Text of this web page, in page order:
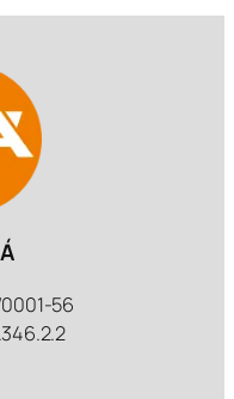
0001-56